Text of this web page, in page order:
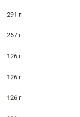
291 г
267 г
126 г
126 г
126 г